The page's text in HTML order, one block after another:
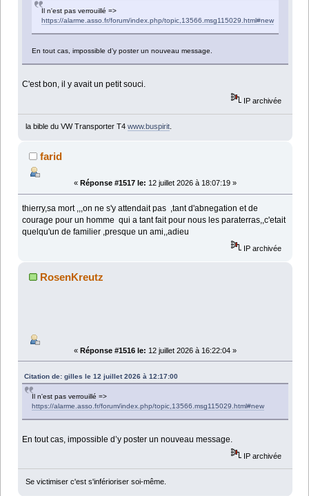
Il n'est pas verrouillé =>
https://alarme.asso.fr/forum/index.php/topic,13566.msg115029.html#new
En tout cas, impossible d’y poster un nouveau message.
C'est bon, il y avait un petit souci.
IP archivée
la bible du VW Transporter T4 www.buspirit.
farid
« Réponse #1517 le: 12 juillet 2026 à 18:07:19 »
thierry,sa mort ,,,on ne s'y attendait pas ,tant d'abnegation et de
courage pour un homme qui a tant fait pour nous les paraterras,,c'etait
quelqu'un de familier ,presque un ami,,adieu
IP archivée
RosenKreutz
« Réponse #1516 le: 12 juillet 2026 à 16:22:04 »
Citation de: gilles le 12 juillet 2026 à 12:17:00
Il n'est pas verrouillé =>
https://alarme.asso.fr/forum/index.php/topic,13566.msg115029.html#new
En tout cas, impossible d’y poster un nouveau message.
IP archivée
Se victimiser c'est s'inférioriser soi-même.